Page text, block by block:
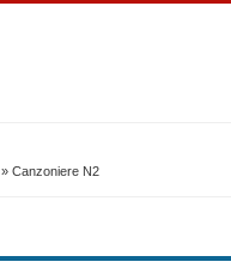
» Canzoniere N2